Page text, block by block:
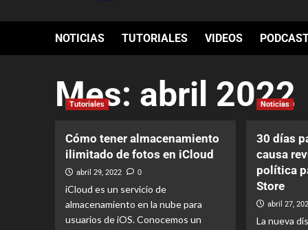
NOTICIAS TUTORIALES VIDEOS
Mes: abril 2022
Tutoriales
Cómo tener almacenamiento
ilimitado de fotos en iCloud
abril 29, 2022 0
iCloud es un servicio de
almacenamiento en la nube para
usuarios de iOS. Conocemos un
Noticias
30 días
causa
política
Store
abril 27,
La nueva